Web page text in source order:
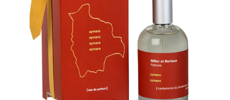
Machiaj
Parfumerie
Îngrijire piele
Îngrijirea Părului